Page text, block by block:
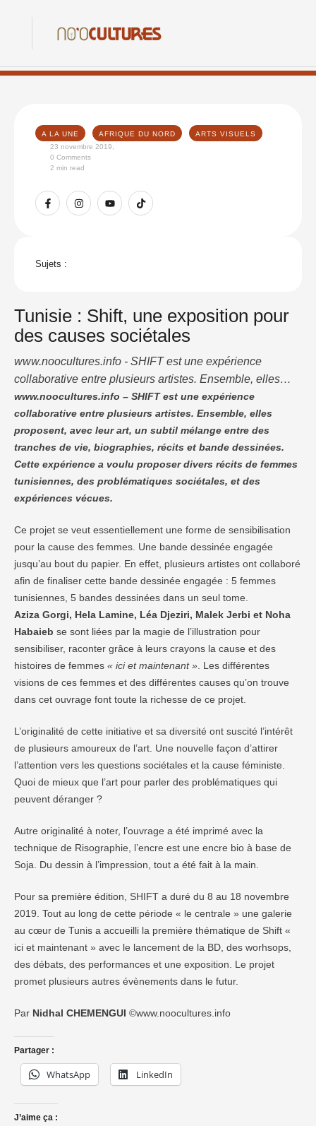
A LA UNE AFRIQUE DU NORD
ARTS VISUELS
23 novembre 2019
0 Comments
2 min read
Sujets :
Tunisie : Shift, une exposition pour
des causes sociétales
www.noocultures.info - SHIFT est une expérience
collaborative entre plusieurs artistes. Ensemble, elles
proposent, avec leur art, un subtil mélange entre des
tranches de vie, biographies, récits et bande dessinées.
Cette expérience a voulu proposer divers récits de
femmes tunisiennes, des problématiques sociétales, et
des expériences vécues. Ce projet se veut
essentiellement une forme de sensibilisation …
www.noocultures.info – SHIFT est une expérience
collaborative entre plusieurs artistes. Ensemble, elles
proposent, avec leur art, un subtil mélange entre des
tranches de vie, biographies, récits et bande dessinées.
Cette expérience a voulu proposer divers récits de femmes
tunisiennes, des problématiques sociétales, et des
expériences vécues.
Ce projet se veut essentiellement une forme de sensibilisation
pour la cause des femmes. Une bande dessinée engagée
jusqu’au bout du papier. En effet, plusieurs artistes ont collaboré
afin de finaliser cette bande dessinée engagée : 5 femmes
tunisiennes, 5 bandes dessinées dans un seul tome.
Aziza Gorgi, Hela Lamine, Léa Djeziri, Malek Jerbi et Noha
Habaieb se sont liées par la magie de l’illustration pour
sensibiliser, raconter grâce à leurs crayons la cause et des
histoires de femmes « ici et maintenant » . Les différentes
visions de ces femmes et des différentes causes qu’on trouve
dans cet ouvrage font toute la richesse de ce projet.
L’originalité de cette initiative et sa diversité ont suscité l’intérêt
de plusieurs amoureux de l’art. Une nouvelle façon d’attirer
l’attention vers les questions sociétales et la cause féministe.
Quoi de mieux que l’art pour parler des problématiques qui
peuvent déranger ?
Autre originalité à noter, l’ouvrage a été imprimé avec la
technique de Risographie, l’encre est une encre bio à base de
Soja. Du dessin à l’impression, tout a été fait à la main.
Pour sa première édition, SHIFT a duré du 8 au 18 novembre
2019. Tout au long de cette période « le centrale » une galerie
au cœur de Tunis a accueilli la première thématique de Shift «
ici et maintenant » avec le lancement de la BD, des worhsops,
des débats, des performances et une exposition. Le projet
promet plusieurs autres évènements dans le futur.
Par Nidhal CHEMENGUI ©www.noocultures.info
Partager :
WhatsApp LinkedIn
J’aime ça :